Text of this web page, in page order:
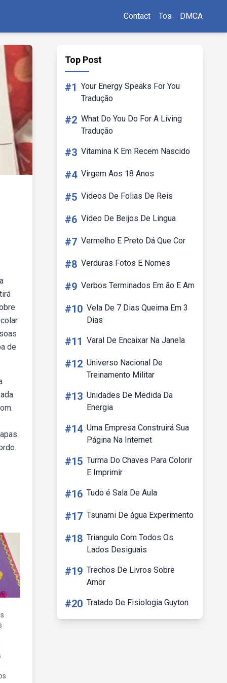
Contact Tos DMCA
de
Top Post
#1 Your Energy Speaks For You
Tradução
#2 What Do You Do For A Living
Tradução
#3 Vitamina K Em Recem Nascido
#4 Virgem Aos 18 Anos
#5 Videos De Folias De Reis
#6 Video De Beijos De Lingua
#7 Vermelho E Preto Dá Que Cor
#8 Verduras Fotos E Nomes
#9 Verbos Terminados Em ão E Am
#10 Vela De 7 Dias Queima Em 3
Dias
#11 Varal De Encaixar Na Janela
#12 Universo Nacional De
Treinamento Militar
#13 Unidades De Medida Da
Energia
#14 Uma Empresa Construirá Sua
Página Na Internet
#15 Turma Do Chaves Para Colorir
E Imprimir
#16 Tudo é Sala De Aula
#17 Tsunami De água Experimento
#18 Triangulo Com Todos Os
Lados Desiguais
#19 Trechos De Livros Sobre
Amor
#20 Tratado De Fisiologia Guyton